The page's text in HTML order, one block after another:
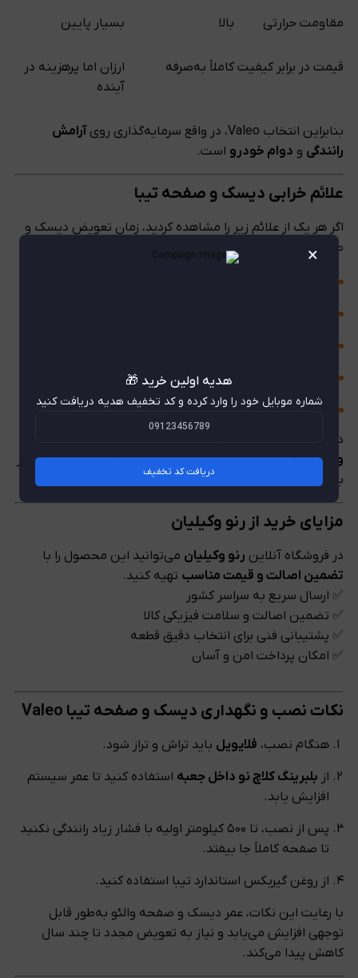
مقاومت حرارتی بالا بسیار پایین
قیمت در برابر کیفیت کاملاً به‌صرفه
ارزان اما پرهزینه در
آینده
بنابراین انتخاب Valeo، در واقع سرمایه‌گذاری روی
آرامش
رانندگی و دوام خودرو است.
علائم خرابی دیسک و صفحه تیبا
اگر هر یک از علائم زیر را مشاهده کردید، زمان تعویض دیسک و
صفحه فرا رسیده است:
سخت جا رفتن دنده‌ها
کاهش محسوس شتاب خودرو
در چنین شرایطی بهترین گزینه،
والئو Valeo کره‌ای
است که هم عملکرد نرمی دارد و هم طول عمر
بالایی ارائه می‌دهد.
مزایای خرید از رنو وکیلیان
در فروشگاه آنلاین رنو وکیلیان می‌توانید این محصول را با
تضمین اصالت و قیمت مناسب تهیه کنید.
✅ ارسال سریع به سراسر کشور
✅ تضمین اصالت و سلامت فیزیکی کالا
✅ پشتیبانی فنی برای انتخاب دقیق قطعه
✅ امکان پرداخت امن و آسان
نکات نصب و نگهداری دیسک و صفحه تیبا Valeo
هنگام نصب، فلایویل باید تراش و تراز شود.
از بلبرینگ کلاچ نو داخل جعبه استفاده کنید تا عمر سیستم
افزایش یابد.
پس از نصب، تا ۵۰۰ کیلومتر اولیه با فشار زیاد رانندگی نکنید
تا صفحه کاملاً جا بیفتد.
از روغن گیربکس استاندارد تیبا استفاده کنید.
با رعایت این نکات، عمر دیسک و صفحه والئو به‌طور قابل
توجهی افزایش می‌یابد و نیاز به تعویض مجدد تا چند سال
کاهش پیدا می‌کند.
×
هدیه اولین خرید 🎁
شماره موبایل خود را وارد کرده و کد تخفیف هدیه دریافت کنید
دریافت کد تخفیف